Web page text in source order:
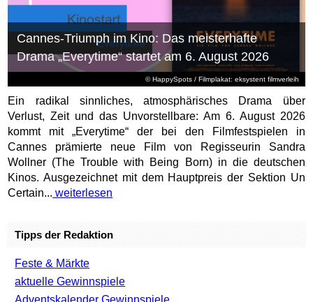
© HappySpots / Filmplakat: eksystent filmverleih
Cannes-Triumph im Kino: Das meisterhafte
Drama „Everytime“ startet am 6. August 2026
Ein radikal sinnliches, atmosphärisches Drama über
Verlust, Zeit und das Unvorstellbare: Am 6. August 2026
kommt mit „Everytime“ der bei den Filmfestspielen in
Cannes prämierte neue Film von Regisseurin Sandra
Wollner (The Trouble with Being Born) in die deutschen
Kinos. Ausgezeichnet mit dem Hauptpreis der Sektion Un
Certain... weiterlesen
Tipps der Redaktion
Feste & Märkte
aktuelle Gewinnspiele
Adventskalender Gewinnspiele